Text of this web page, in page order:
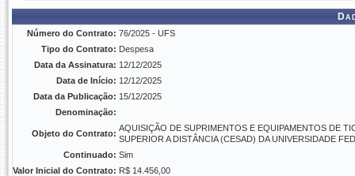
Número do Contrato: 76/2025 - UFS
Tipo do Contrato: Despesa
Data da Assinatura: 12/12/2025
Data de Início: 12/12/2025
Data da Publicação: 15/12/2025
Denominação:
Objeto do Contrato:
AQUISIÇÃO DE SUPRIMENTOS E EQUIPAMENTOS DE
SUPERIOR A DISTÂNCIA (CESAD) DA UNIVERSIDADE
Continuado: Sim
Valor Inicial do Contrato: R$ 14.456,00